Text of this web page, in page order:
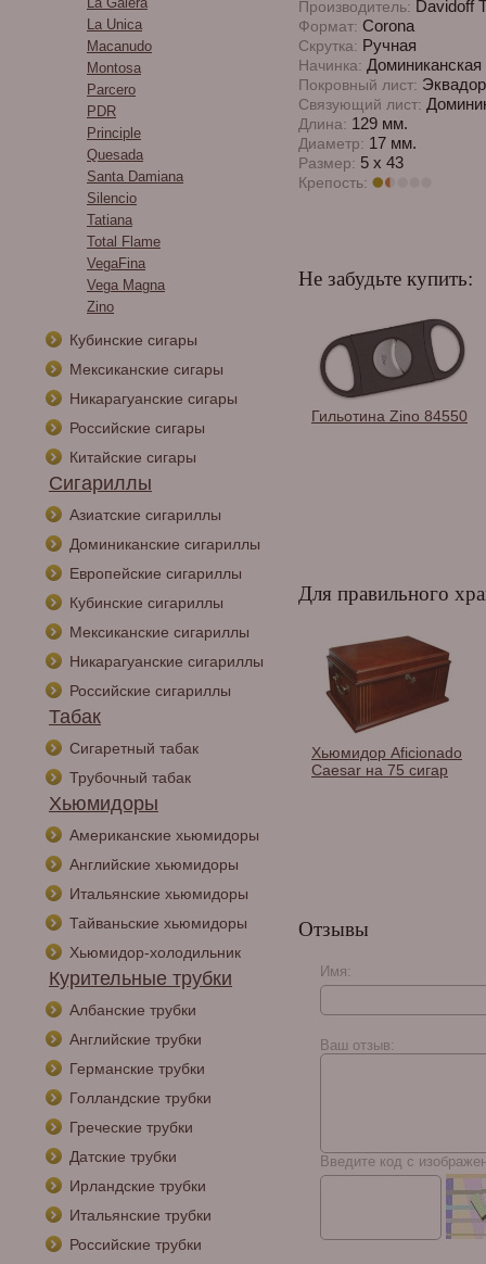
La Unica
Macanudo
Montosa
Parcero
PDR
Principle
Quesada
Santa Damiana
Silencio
Tatiana
Total Flame
VegaFina
Vega Magna
Zino
Кубинские сигары
Мексиканские сигары
Никарагуанские сигары
Российские сигары
Китайские сигары
Сигариллы
Азиатские сигариллы
Доминиканские сигариллы
Европейские сигариллы
Кубинские сигариллы
Мексиканские сигариллы
Никарагуанские сигариллы
Российские сигариллы
Табак
Сигаретный табак
Трубочный табак
Хьюмидоры
Американские хьюмидоры
Английские хьюмидоры
Итальянские хьюмидоры
Тайваньские хьюмидоры
Хьюмидор-холодильник
Курительные трубки
Албанские трубки
Английские трубки
Германские трубки
Голландские трубки
Греческие трубки
Датские трубки
Ирландские трубки
Итальянские трубки
Российские трубки
Производитель: Davidoff
Формат: Corona
Скрутка: Ручная
Начинка:
Покровный лист: Эквадор
Связующий лист:
Длина: 129 мм.
Диаметр: 17 мм.
Размер: 5 x 43
Крепость:
Не забудьте купить:
Habanos в
Гильотина Zino 84550
Для правильного
Хьюмидор Aficionado
Valencia на 100 сигар
Хьюмидор Aficionado
Caesar на 75 сигар
Отзывы
Имя:
Ваш отзыв:
Введите код с